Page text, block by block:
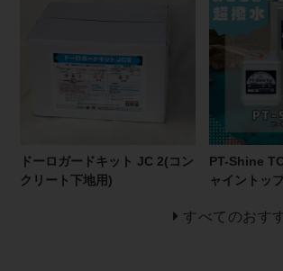
ドーロガードキット JC 2(コン
クリート下地用)
PT-Shine
ャイントップ
すべてのおす